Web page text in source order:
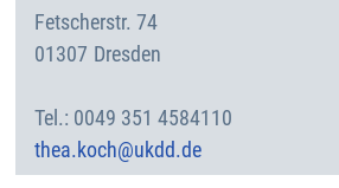
Fetscherstr. 74
01307 Dresden
0049 351 4584110
thea.koch@ukdd.de